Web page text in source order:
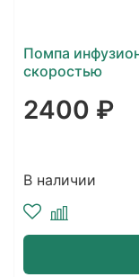
Помпа
скоростью
2400 ₽
В наличии